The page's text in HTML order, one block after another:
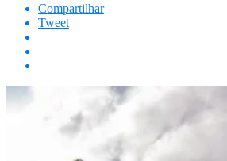
Compartilhar
Tweet